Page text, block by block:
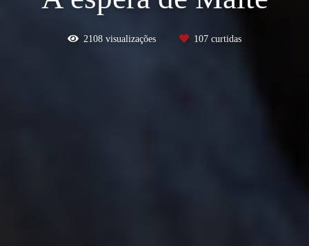
2108 visualizações 107 curtidas